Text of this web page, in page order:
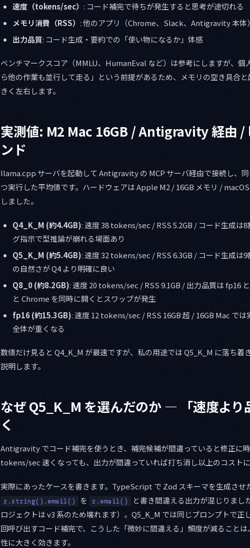
速度（tokens/sec） : コード補完で待ちが発生すると思考が途切れる
メモリ消費（RSS） : 他のアプリ（Chrome、Slack、Antigravity 本体
出力品質: コード生成・要約での「使い物になるか」体感
ベンチマークスコア（MMLU、HumanEval など）は参考にしますが、
ら他の作業も並行して走る」という前提があるため、メモリの空き具合
きく左右します。
実測値: M2 Mac 16GB / Antigravity 経由
ンド
llama.cpp サーバを起動して Antigravity の MCP サーバ経由で接続し、
つ実行した平均値です。ハードウェアは Apple M2 / 16GB メモリ /
しました。
Q4_K_M (約4.4GB): 速度 38 tokens/sec / RSS 5.2GB / コード生成は
グ指示で型推論が崩れる場面あり
Q5_K_M (約5.4GB): 速度 32 tokens/sec / RSS 6.3GB / コード生成は
の自然さが Q4 より明確に良い
Q8_0 (約8.2GB): 速度 20 tokens/sec / RSS 9.1GB / 出力品質は fp16
と Chrome を同時に開くとスワップが発生
fp16 (約15.3GB): 速度 12 tokens/sec / RSS 16GB 超 / 16GB Mac で
全体が重くなる
数値だけ見ると Q4_K_M が最速ですが、私の用途では Q5_K_M に落ち着
説明します。
なぜ Q5_K_M を選んだのか — 「速度より
く
Antigravity でコード補完を使うとき、補完候補が間違っていると修正に
tokens/sec 速くなっても、出力が間違っていれば打ち消し以上のコストに
実際にあったケースを書きます。TypeScript で Zod スキーマを生成させ
z.string().email() を z.email()
と書き間違える出力が混じりまし
ロジェクトは v3 系のため壊れます）。Q5_K_M では同じプロンプトで
回呼び出すコード補完で、こうした「微妙に間違える」頻度が減ること
性に大きく効きます。